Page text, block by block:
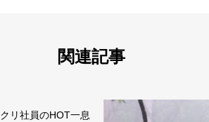
関連記事
コンクリ社員のHOT一息